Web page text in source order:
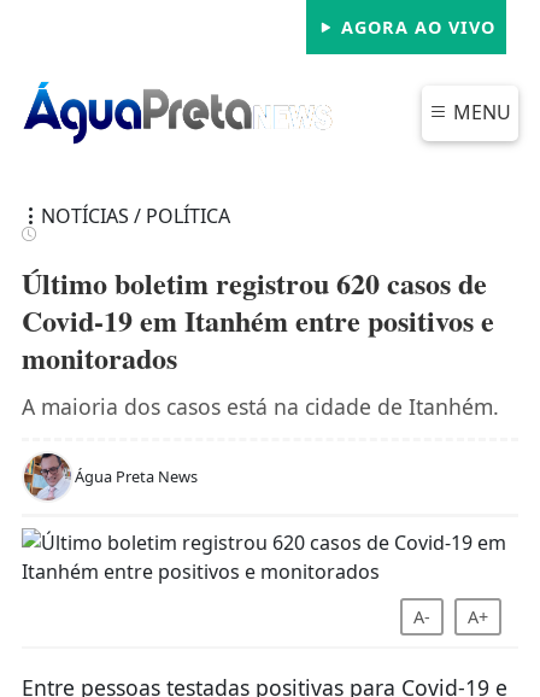
AGORA AO VIVO
MENU
NOTÍCIAS / POLÍTICA
Último boletim registrou 620 casos de
Covid-19 em Itanhém entre positivos e
monitorados
A maioria dos casos está na cidade de Itanhém.
Água Preta News
A- A+
Entre pessoas testadas positivas para Covid-19 e